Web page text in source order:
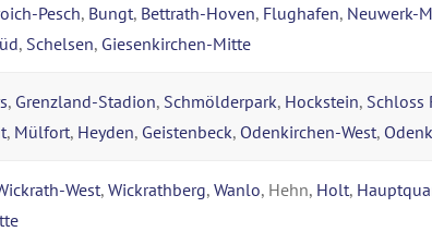
Pesch, Bungt, Bettrath-Hoven, Flughafen, Neuwerk-
, Schelsen, Giesenkirchen-Mitte
, Grenzland-Stadion, Schmölderpark, Hockstein, Schloss
, Mülfort, Heyden, Geistenbeck, Odenkirchen-West,
West, Wickrathberg, Wanlo, Hehn, Holt,